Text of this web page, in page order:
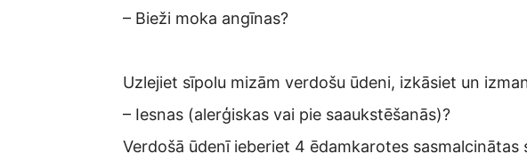
– Bieži moka angīnas?
Uzlejiet sīpolu mizām verdošu ūdeni, izkāsiet un
– Iesnas (alerģiskas vai pie saaukstēšanās)?
Verdošā ūdenī ieberiet 4 ēdamkarotes